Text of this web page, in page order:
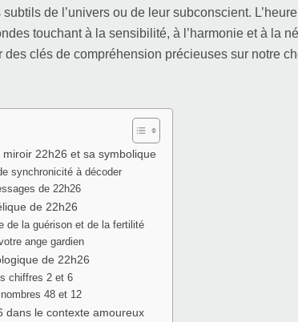
de l’univers ou de leur subconscient.
touchant à la sensibilité, à l’harmonie et à la
des clés de compréhension précieuses sur notre
miroir 22h26 et sa symbolique
synchronicité à décoder
de 22h26
de 22h26
de la guérison et de la fertilité
ange gardien
de 22h26
chiffres 2 et 6
48 et 12
dans le contexte amoureux